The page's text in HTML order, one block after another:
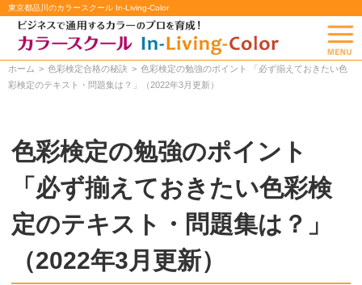
東京都品川のカラースクール In-Living-Color
ホーム 色彩検定合格の秘訣
色彩検定の勉強のポイント 「必ず揃えておきたい色
彩検定のテキスト・問題集は？」（2022年3月更新）
色彩検定の勉強のポイント
「必ず揃えておきたい色彩検
定のテキスト・問題集は？」
（2022年3月更新）